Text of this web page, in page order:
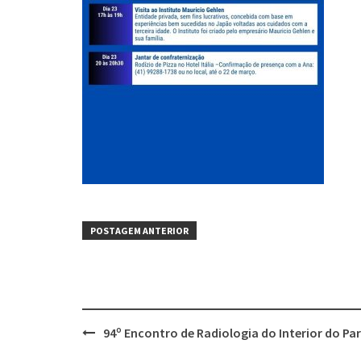
POSTAGEM ANTERIOR
94º Encontro de Radiologia do Interior do